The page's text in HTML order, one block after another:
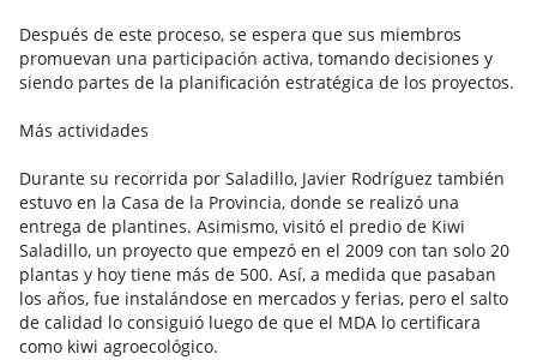
Después de este proceso, se espera que sus miembros
promuevan una participación activa, tomando decisiones y
siendo partes de la planificación estratégica de los proyectos.
Más actividades
Durante su recorrida por Saladillo, Javier Rodríguez también
estuvo en la Casa de la Provincia, donde se realizó una
entrega de plantines. Asimismo, visitó el predio de Kiwi
Saladillo, un proyecto que empezó en el 2009 con tan solo 20
plantas y hoy tiene más de 500. Así, a medida que pasaban
los años, fue instalándose en mercados y ferias, pero el salto
de calidad lo consiguió luego de que el MDA lo certificara
como kiwi agroecológico.